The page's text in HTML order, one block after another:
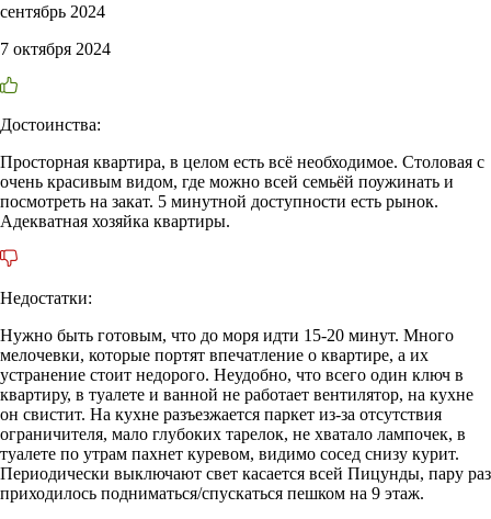
сентябрь 2024
7 октября 2024
Достоинства:
Просторная квартира, в целом есть всё необходимое. Столовая с
очень красивым видом, где можно всей семьёй поужинать и
посмотреть на закат. 5 минутной доступности есть рынок.
Адекватная хозяйка квартиры.
Недостатки:
Нужно быть готовым, что до моря идти 15-20 минут. Много
мелочевки, которые портят впечатление о квартире, а их
устранение стоит недорого. Неудобно, что всего один ключ в
квартиру, в туалете и ванной не работает вентилятор, на кухне
он свистит. На кухне разъезжается паркет из-за отсутствия
ограничителя, мало глубоких тарелок, не хватало лампочек, в
туалете по утрам пахнет куревом, видимо сосед снизу курит.
Периодически выключают свет касается всей Пицунды, пару раз
приходилось подниматься/спускаться пешком на 9 этаж.